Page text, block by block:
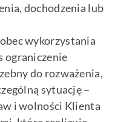
dochodzenia lub
wykorzystania
ograniczenie
do rozważenia,
sytuację –
i wolności Klienta